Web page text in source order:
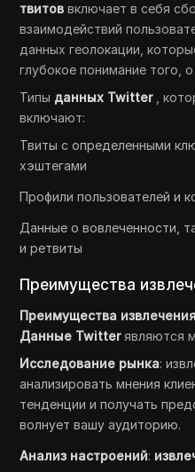
твитов включает в себя
взаимодействий
данных геолокации,
глубокое понимание того,
Типы данных Twitter,
включают:
Твиты с определенными
хэштегами
Профили пользователей и
Данные о вовлеченности,
и ретвиты
Преимущества
Преимущества
Данные Twitterявляются
Исследование рынка:
анализировать мнения
тенденции и получать
волнует вашу аудиторию.
Анализ настроений: